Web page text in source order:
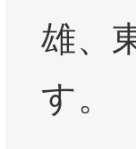
雄、
す。